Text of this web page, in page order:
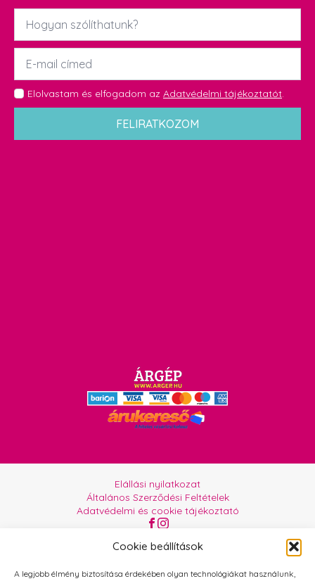
Cookie beállítások
A legjobb élmény biztosítása érdekében olyan technológiákat használunk,
Név
Email
GDPR
*
Elolvastam és elfogadom az Adatvédelmi tájékoztatót.
FELIRATKOZOM
Elállási nyilatkozat
Általános Szerződési Feltételek
Adatvédelmi és cookie tájékoztató